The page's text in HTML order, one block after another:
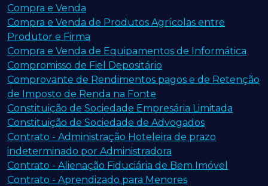
Compra e Venda
Compra e Venda de Produtos Agrícolas entre
Produtor e Firma
Compra e Venda de Equipamentos de Informática
Compromisso de Fiel Depositário
Comprovante de Rendimentos pagos e de Retenção
de Imposto de Renda na Fonte
Constituição de Sociedade Empresária Limitada
Constituição de Sociedade de Advogados
Contrato - Administração Hoteleira de prazo
indeterminado por Administradora
Contrato - Alienação Fiduciária de Bem Imóvel
Contrato - Aprendizado para Menores